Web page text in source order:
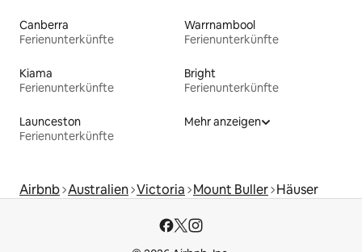
Canberra
Ferienunterkünfte
Warrnambool
Ferienunterkünfte
Kiama
Ferienunterkünfte
Bright
Ferienunterkünfte
Launceston
Ferienunterkünfte
Mehr anzeigen
Airbnb Australien Victoria Mount Buller Häuser